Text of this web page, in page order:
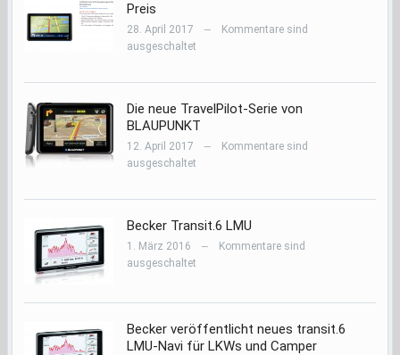
Preis
28. April 2017 —
Kommentare sind
ausgeschaltet
Die neue TravelPilot-Serie von
BLAUPUNKT
12. April 2017 —
Kommentare sind
ausgeschaltet
Becker Transit.6 LMU
1. März 2016 —
Kommentare sind
ausgeschaltet
Becker veröffentlicht neues transit.6
LMU-Navi für LKWs und Camper